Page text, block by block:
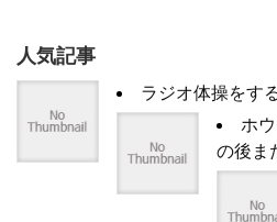
人気記事
ラジオ体操をす
ホ
の後ま